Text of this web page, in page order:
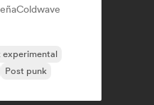
Coldwave
experimental
Post punk